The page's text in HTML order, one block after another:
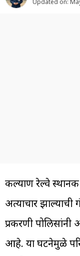
कल्याण रेल्वे स्थानक
अत्याचार
प्रकरणी
आहे. या घटनेमुळे